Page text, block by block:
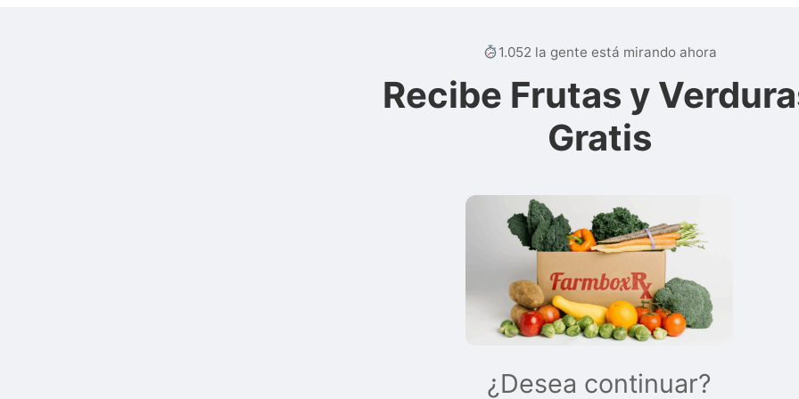
1.052 la gente está mirando ahora
Recibe Frutas y
Gratis
¿Desea continuar?